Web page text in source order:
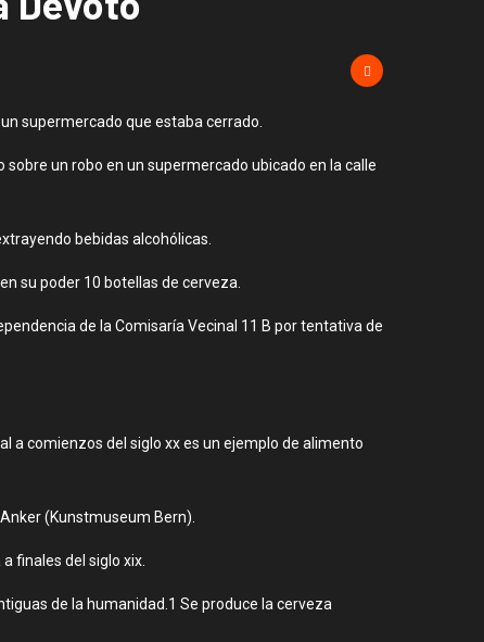
supermercado que estaba cerrado.
un robo en un supermercado ubicado en la calle
bebidas alcohólicas.
su poder 10 botellas de cerveza.
de la Comisaría Vecinal 11 B por tentativa de
a comienzos del siglo xx es un ejemplo de alimento
(Kunstmuseum Bern).
finales del siglo xix.
de la humanidad.1​ Se produce la cerveza